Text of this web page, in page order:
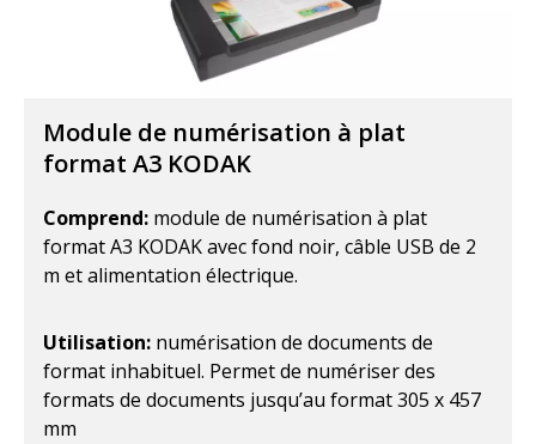
Module de numérisation à plat
format A3 KODAK
Comprend: module de numérisation à plat
format A3 KODAK avec fond noir, câble USB de 2
m et alimentation électrique.
Utilisation: numérisation de documents de
format inhabituel. Permet de numériser des
formats de documents jusqu’au format 305 x 457
mm